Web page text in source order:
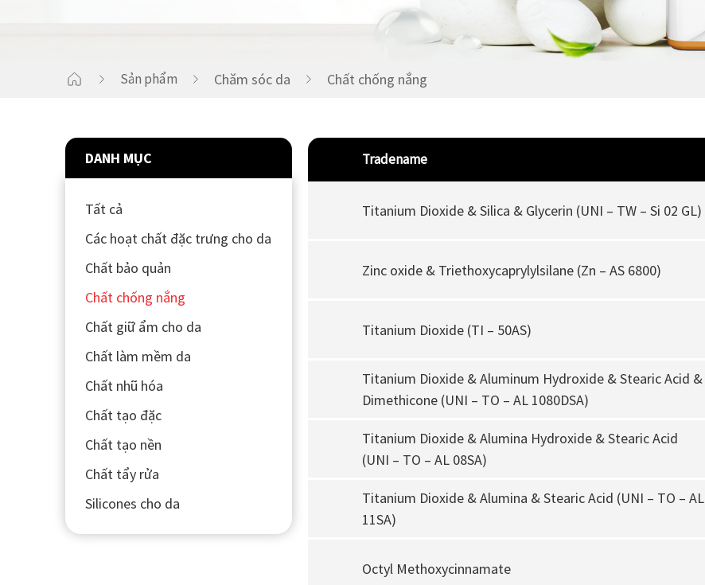
HƯƠNG LIỆU
Chất Bảo Quản
Sản phẩm Chăm sóc da Chất chống nắng
DANH MỤC
Tất cả
Các hoạt chất đặc trưng cho da
Chất bảo quản
Chất chống nắng
Chất giữ ẩm cho da
Chất làm mềm da
Chất nhũ hóa
Chất tạo đặc
Chất tạo nền
Chất tẩy rửa
Silicones cho da
Tradename
Titanium Dioxide & Silica & Glycerin (UNI – TW – Si 02 GL)
Zinc oxide & Triethoxycaprylylsilane (Zn – AS 6800)
Titanium Dioxide (TI – 50AS)
Titanium Dioxide & Aluminum Hydroxide & Stearic Acid &
Dimethicone (UNI – TO – AL 1080DSA)
Titanium Dioxide & Alumina Hydroxide & Stearic Acid
(UNI – TO – AL 08SA)
Titanium Dioxide & Alumina & Stearic Acid (UNI – TO – AL
11SA)
Octyl Methoxycinnamate